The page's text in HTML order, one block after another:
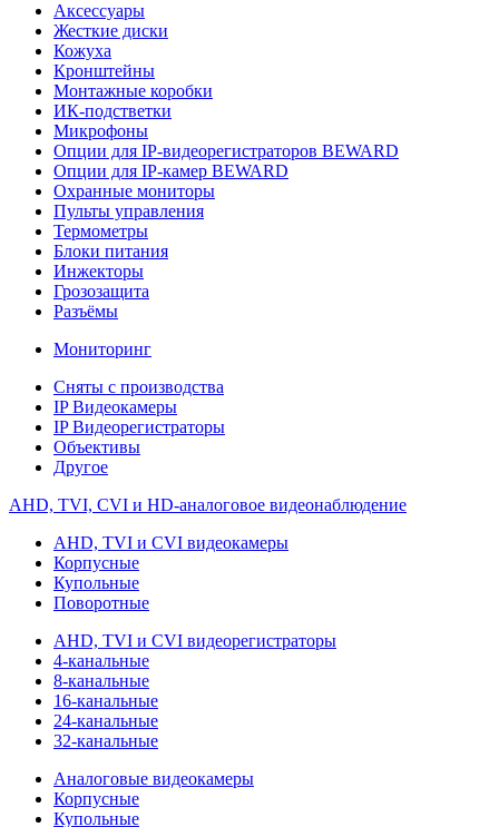
Аксессуары
Жесткие диски
Кожуха
Кронштейны
Монтажные коробки
ИК-подстветки
Микрофоны
Опции для IP-видеорегистраторов BEWARD
Опции для IP-камер BEWARD
Охранные мониторы
Пульты управления
Термометры
Блоки питания
Инжекторы
Грозозащита
Разъёмы
Мониторинг
Сняты с производства
IP Видеокамеры
IP Видеорегистраторы
Объективы
Другое
AHD, TVI, CVI и HD-аналоговое видеонаблюдение
AHD, TVI и CVI видеокамеры
Корпусные
Купольные
Поворотные
AHD, TVI и CVI видеорегистраторы
4-канальные
8-канальные
16-канальные
24-канальные
32-канальные
Аналоговые видеокамеры
Корпусные
Купольные